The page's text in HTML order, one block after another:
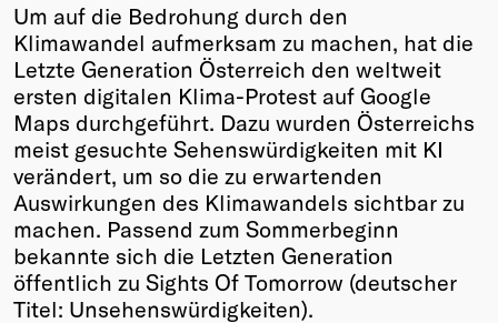
Um auf die Bedrohung durch den
Klimawandel aufmerksam zu machen, hat die
Letzte Generation Österreich den weltweit
ersten digitalen Klima-Protest auf Google
Maps durchgeführt. Dazu wurden Österreichs
meist gesuchte Sehenswürdigkeiten mit KI
verändert, um so die zu erwartenden
Auswirkungen des Klimawandels sichtbar zu
machen. Passend zum Sommerbeginn
bekannte sich die Letzten Generation
öffentlich zu Sights Of Tomorrow (deutscher
Titel: Unsehenswürdigkeiten).